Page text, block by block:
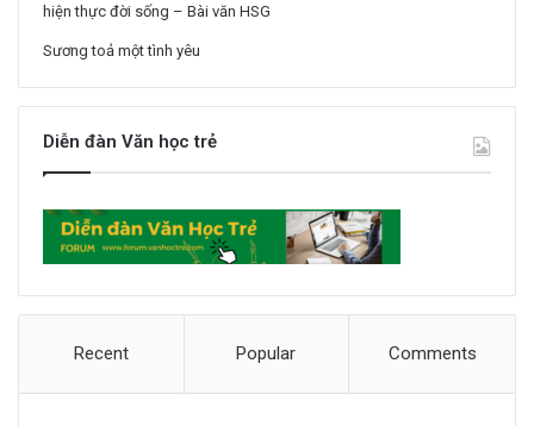
hiện thực đời sống – Bài văn HSG
Sương toả một tình yêu
Diễn đàn Văn học trẻ
Recent Popular Comments